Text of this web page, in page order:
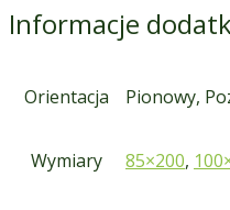
Informacje
Orientacja Pionowy,
Wymiary 85×200,